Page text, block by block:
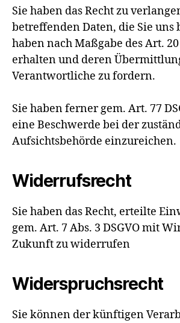
Sie haben das Recht zu
betreffenden Daten, die Sie uns
haben nach Maßgabe des Art. 20
erhalten und deren
Verantwortliche zu fordern.
Sie haben ferner gem. Art. 77
eine Beschwerde bei der
Aufsichtsbehörde einzureichen.
Widerrufsrecht
Sie haben das Recht, erteilte
gem. Art. 7 Abs. 3 DSGVO mit
Zukunft zu widerrufen
Widerspruchsrecht
Sie können der künftigen